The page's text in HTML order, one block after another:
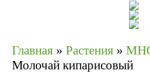
Главная » Растения »
Молочай кипарисовый